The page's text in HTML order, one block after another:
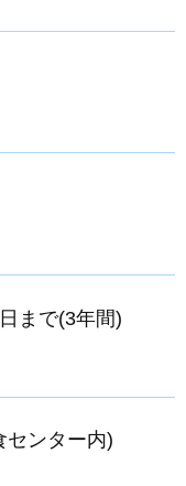
まで(3年間)
センター内)